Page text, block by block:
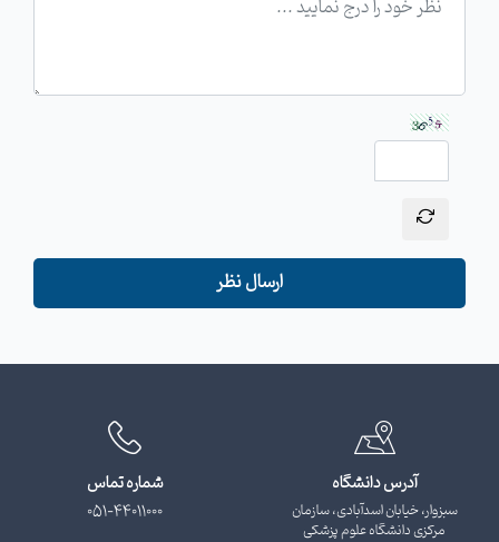
ارسال نظر
آدرس دانشگاه
سبزوار، خیابان اسدآبادی، سازمان
مرکزی دانشگاه علوم پزشکی
شماره تماس
051-44011000